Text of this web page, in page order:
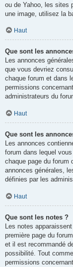
ou de Yahoo, les sites
une image, utilisez la
Haut
Que sont les
Les annonces
que vous devriez
chaque forum et dans
permissions
administrateurs du
Haut
Que sont les
Les annonces
forum dans lequel
chaque page du forum
annonces générales,
définies par les
Haut
Que sont les notes ?
Les notes
première page du
et il est recommandé
possibilité. Tout
permissions